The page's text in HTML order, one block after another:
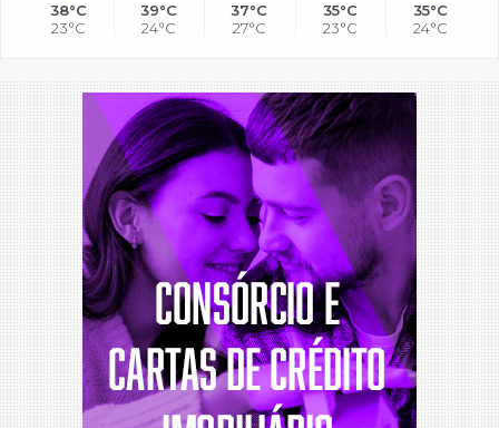
38°C
23°C
39°C
24°C
37°C
27°C
35°C
23°C
35°C
24°C